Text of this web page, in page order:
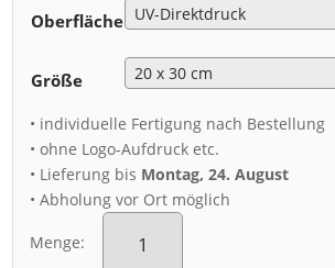
Oberfläche
Größe
• individuelle Fertigung nach Bestellung
• ohne Logo-Aufdruck etc.
• Lieferung bis Montag, 24. August
• Abholung vor Ort möglich
Menge:
Alu-
Dibond